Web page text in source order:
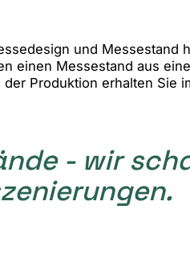
und Messestand
einen Messestand aus
Produktion erhalten Sie
- wir